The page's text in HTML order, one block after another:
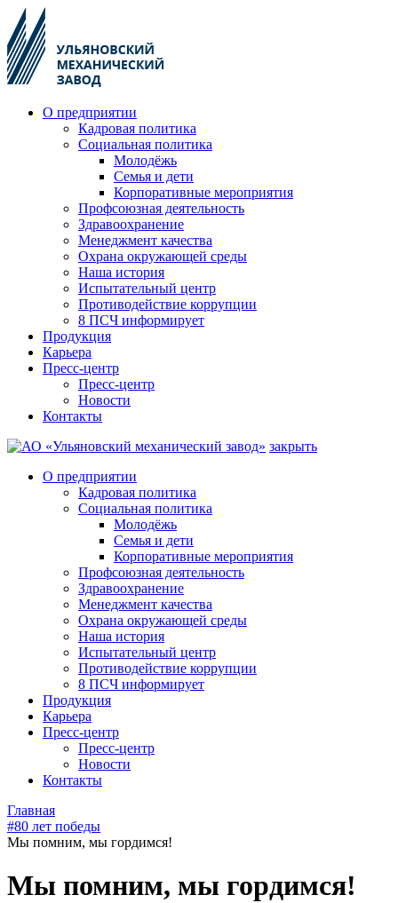
О предприятии
Кадровая политика
Социальная политика
Молодёжь
Семья и дети
Корпоративные мероприятия
Профсоюзная деятельность
Здравоохранение
Менеджмент качества
Охрана окружающей среды
Наша история
Испытательный центр
Противодействие коррупции
8 ПСЧ информирует
Продукция
Карьера
Пресс-центр
Пресс-центр
Новости
Контакты
закрыть
О предприятии
Кадровая политика
Социальная политика
Молодёжь
Семья и дети
Корпоративные мероприятия
Профсоюзная деятельность
Здравоохранение
Менеджмент качества
Охрана окружающей среды
Наша история
Испытательный центр
Противодействие коррупции
8 ПСЧ информирует
Продукция
Карьера
Пресс-центр
Пресс-центр
Новости
Контакты
Главная
#80 лет победы
Мы помним, мы гордимся!
Мы помним, мы гордимся!